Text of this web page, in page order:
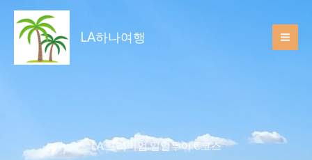
content
LA하나여행
LA 프리미엄 일일투어 C코스